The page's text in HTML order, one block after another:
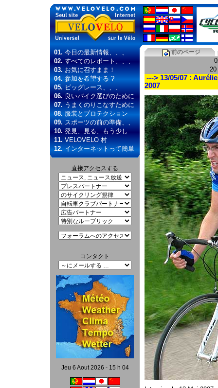
01.今日の最新情報、、、
02.すべてのレポート、、、
03.お気に召すまま！
04.参加を希望する ?
05.ビッグレース、、、
06.良いバイク選びのために
07.うまくのりこなすために
08.服装とプロテクション
09.スポーツの前の準備、、
10.発見、見る、もう少し
11.VELOVELO 村
12.インターネットって簡単
直接アクセスする
コンタクト
Jeu 6 Aout 2026 - 15 h 04
前のページ
20
---> 13/05/07 :
2007